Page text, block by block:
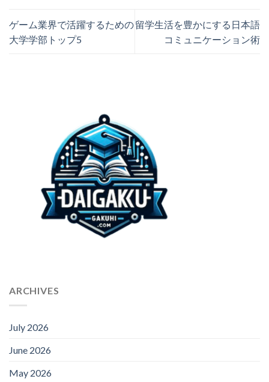
ゲーム業界で活躍するための
大学学部トップ5
留学生活を豊かにする日本語
コミュニケーション術
ARCHIVES
July 2026
June 2026
May 2026